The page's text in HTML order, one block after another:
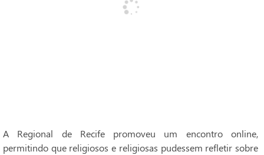
A Regional de Recife promoveu um encontro online,
permitindo que religiosos e religiosas pudessem refletir sobre